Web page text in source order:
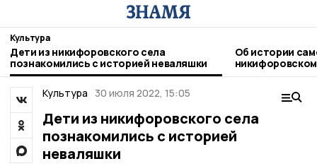
Культура
Дети из никифоровского села
познакомились с историей неваляшки
Об истории
Культура 30 июля 2022, 15:05
Дети из никифоровского села
познакомились с историей
неваляшки